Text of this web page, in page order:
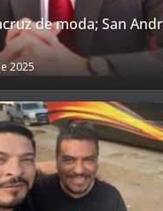
de moda; San
2025